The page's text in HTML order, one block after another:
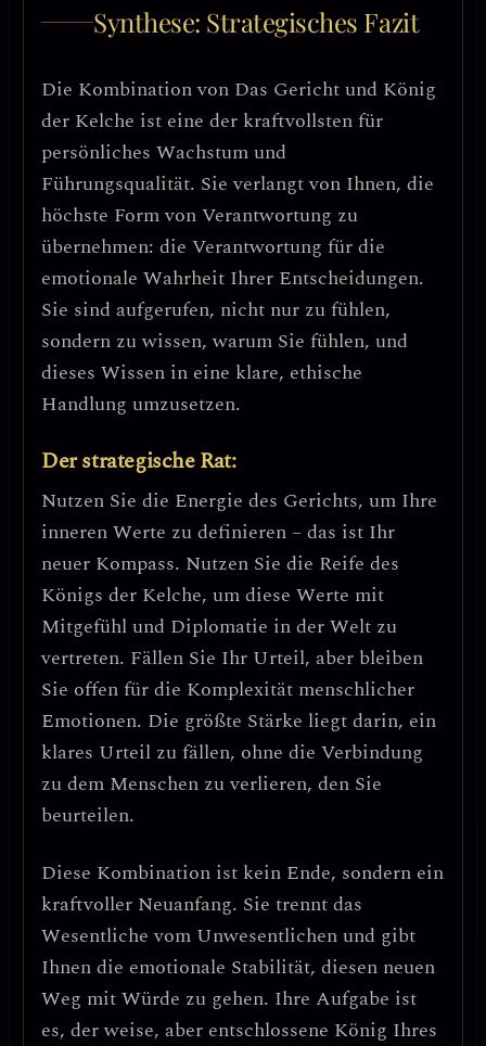
Synthese: Strategisches Fazit
Die Kombination von Das Gerichtund König
der Kelche ist eine der kraftvollsten für
persönliches Wachstum und
Führungsqualität. Sie verlangt von Ihnen, die
höchste Form von Verantwortung zu
übernehmen: die Verantwortung für die
emotionale Wahrheit Ihrer Entscheidungen.
Sie sind aufgerufen, nicht nur zu fühlen,
sondern zuwissen, warum Sie fühlen, und
dieses Wissen in eine klare, ethische
Handlung umzusetzen.
Der strategische Rat:
Nutzen Sie die Energie des Gerichts, um Ihre
inneren Werte zu definieren – das ist Ihr
neuer Kompass. Nutzen Sie die Reife des
Königs der Kelche, um diese Werte mit
Mitgefühl und Diplomatie in der Welt zu
vertreten. Fällen Sie Ihr Urteil, aber bleiben
Sie offen für die Komplexität menschlicher
Emotionen. Die größte Stärke liegt darin, ein
klares Urteil zu fällen, ohne die Verbindung
zu dem Menschen zu verlieren, den Sie
beurteilen.
Diese Kombination ist kein Ende, sondern ein
kraftvoller Neuanfang. Sie trennt das
Wesentliche vom Unwesentlichen und gibt
Ihnen die emotionale Stabilität, diesen neuen
Weg mit Würde zu gehen. Ihre Aufgabe ist
es, der weise, aber entschlossene König Ihres